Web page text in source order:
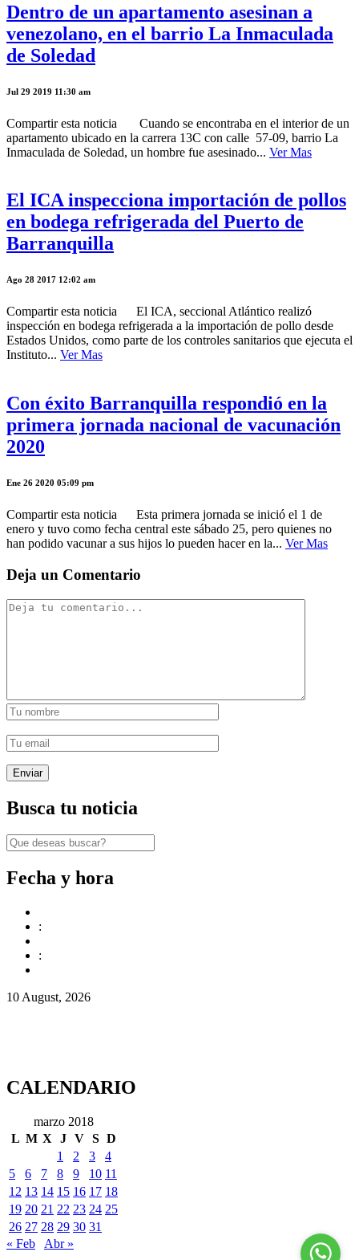
Dentro de un apartamento asesinan a
venezolano, en el barrio La Inmaculada
de Soledad
Jul 29 2019 11:30 am
Compartir esta noticia Cuando se encontraba en el interior de un
apartamento ubicado en la carrera 13C con calle 57-09, barrio La
Inmaculada de Soledad, un hombre fue asesinado... Ver Mas
El ICA inspecciona importación de pollos
en bodega refrigerada del Puerto de
Barranquilla
Ago 28 2017 12:02 am
Compartir esta noticia El ICA, seccional Atlántico realizó
inspección en bodega refrigerada a la importación de pollo desde
Estados Unidos, como parte de los controles sanitarios que ejecuta el
Instituto... Ver Mas
Con éxito Barranquilla respondió en la
primera jornada nacional de vacunación
2020
Ene 26 2020 05:09 pm
Compartir esta noticia Esta primera jornada se inició el 1 de
enero y tuvo como fecha central este sábado 25, pero quienes no
han podido vacunar a sus hijos lo pueden hacer en la... Ver Mas
Deja un Comentario
Busca tu noticia
Fecha y hora
:
:
10 August, 2026
CALENDARIO
marzo 2018
L M X J V S D
1
2 3
4
5
6 7 8 9 10 11
12 13 14 15 16 17 18
19 20 21 22 23 24 25
26 27 28 29 30 31
« Feb
Abr »